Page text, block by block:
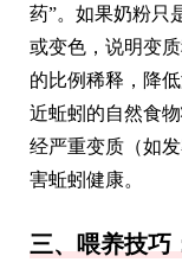
药”。如果奶粉只
或变色，说明变
的比例稀释，降
近蚯蚓的自然食
经严重变质（如
害蚯蚓健康。
三、喂养技巧